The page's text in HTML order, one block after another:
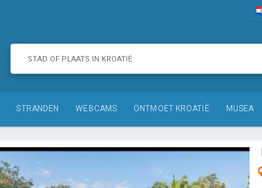
STRANDEN WEBCAMS ONTMOET KROATIË MUSEA